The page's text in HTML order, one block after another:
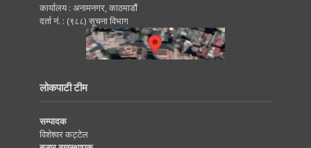
कार्यालय : अनामनगर, काठमाडाैं
दर्ता नं. : (९८८) सूचना विभाग
लोकपाटी टीम
सम्पादक
विशेश्वर कट्टेल